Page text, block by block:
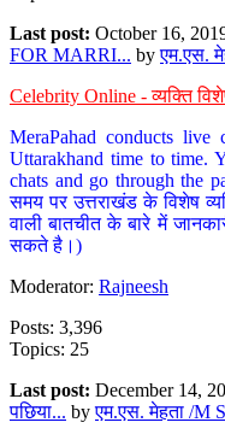
Last post: October 16,
FOR MARRI... byएम.एस.
Celebrity Online - व्यक्ति
MeraPahad conducts live
Uttarakhand time to time.
chats and go through the
समय पर उत्तराखंड के विशेष
वाली बातचीत के बारे में
सकते है।)
Moderator: Rajneesh
Posts: 3,396
Topics: 25
Last post: December 14,
पछिया... byएम.एस. मेहता /M